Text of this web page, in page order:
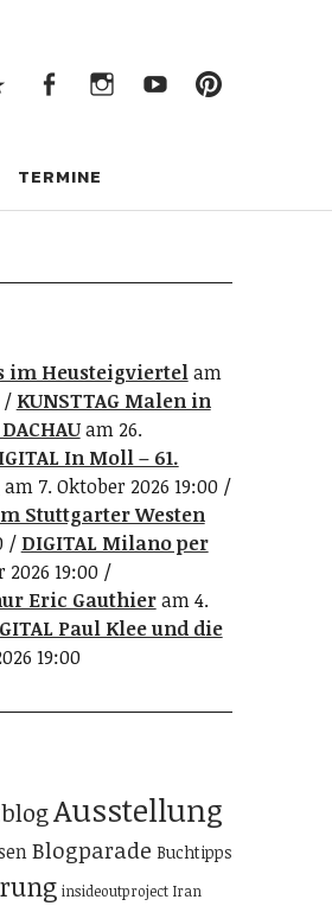
TERMINE
im Heusteigviertelam
KUNSTTAG Malen in
am 26.
In Moll – 61.
am 7. Oktober 2026 19:00
Stuttgarter Westen
DIGITAL Milano per
19:00
Eric Gauthieram 4.
Paul Klee und die
19:00
Ausstellung
Blogparade Buchtipps
insideoutproject Iran